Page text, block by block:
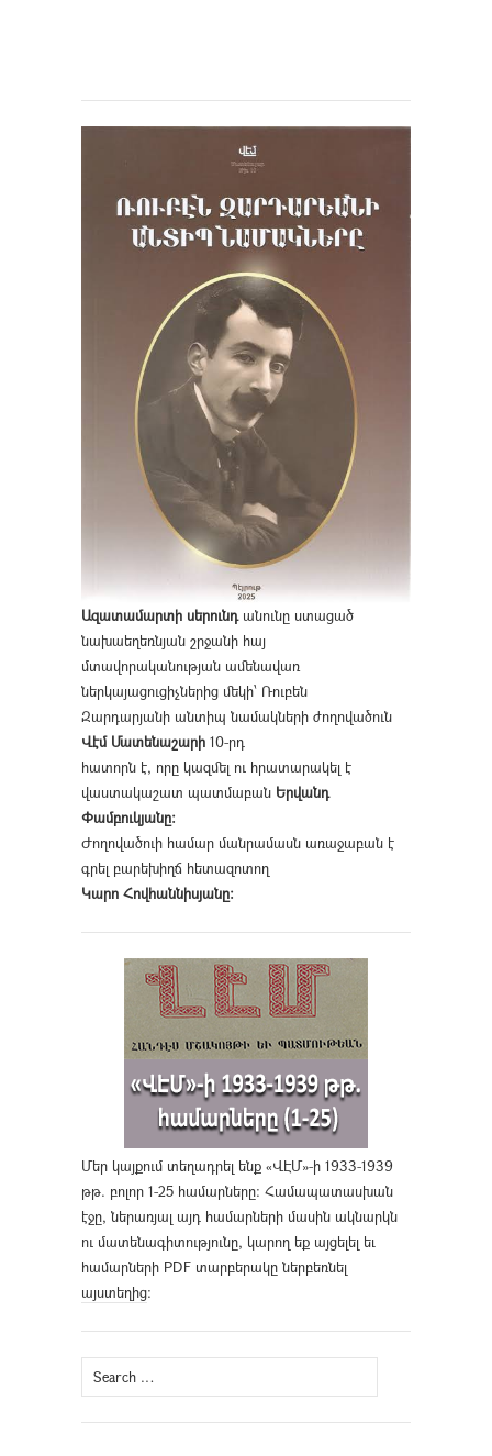
Ազատամարտի սերունդանունը ստացած
նախաեղեռնյան շրջանի հայ
մտավորականության ամենավառ
ներկայացուցիչներից մեկի՝ Ռուբեն
Զարդարյանի անտիպ նամակների ժողովածուն
Վէմ Մատենաշարի 10-րդ
հատորն է, որը կազմել ու հրատարակել է
վաստակաշատ պատմաբան Երվանդ
Փամբուկյանը։
Ժողովածուի համար մանրամասն առաջաբան է
գրել բարեխիղճ հետազոտող
Կարո Հովհաննիսյանը։
Մեր կայքում տեղադրել ենք «ՎԷՄ»-ի 1933-1939
թթ. բոլոր 1-25 համարները։ Համապատասխան
էջը, ներառյալ այդ համարների մասին ակնարկն
ու մատենագիտությունը, կարող եք այցելել եւ
համարների PDF տարբերակը ներբեռնել
այստեղից։
Search
for: